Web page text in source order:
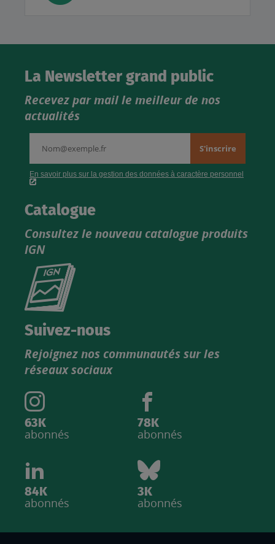
La Newsletter grand public
Recevez par mail le meilleur de nos
actualités
Catalogue
Consultez le nouveau catalogue produits
IGN
Consultez
catalogue
IGN
Suivez-nous
Rejoignez nos communautés sur les
réseaux sociaux
63K
abonnés
78K
abonnés
84K
abonnés
3K
abonnés